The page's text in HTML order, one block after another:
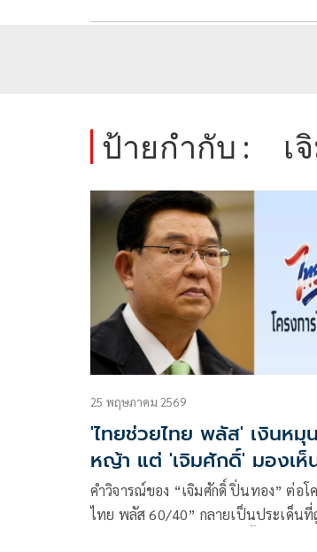
ป้ายกำกับ : เ
25 พฤษภาคม 2569
'ไทยช่วยไทย พลัส' เงินหมุ
หญ้า แต่ 'เจิมศักดิ์' มองเห็
ถือ?
คำวิจารณ์ของ “เจิมศักดิ์ ปิ่นทอง” ต่อโ
ไทย พลัส 60/40” กลายเป็นประเด็นที่